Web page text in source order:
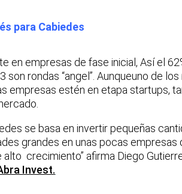
para Cabiedes
en empresas de fase inicial, Así el
rondas “angel”. Aunqueuno de
empresas estén en etapa startups,
se basa en invertir pequeñas
grandes en unas pocas empresas
crecimiento” afirma Diego
Invest.